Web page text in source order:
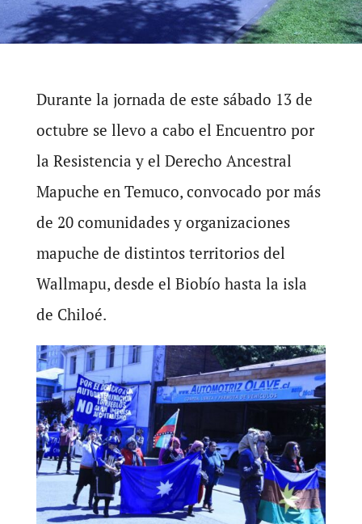
Durante la jornada de este sábado 13 de
octubre se llevo a cabo el Encuentro por
la Resistencia y el Derecho Ancestral
Mapuche en Temuco, convocado por más
de 20 comunidades y organizaciones
mapuche de distintos territorios del
Wallmapu, desde el Biobío hasta la isla
de Chiloé.